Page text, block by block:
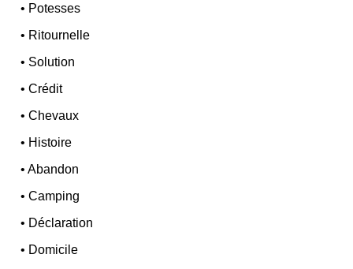
• Potesses
• Ritournelle
• Solution
•Crédit
•Chevaux
• Histoire
•Abandon
•Camping
• Déclaration
• Domicile